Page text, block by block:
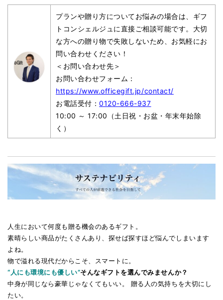
プランや贈り方についてお悩みの場合は、ギフ
トコンシェルジュに直接ご相談可能です。大切
な方への贈り物で失敗しないため、お気軽にお
問い合わせください！
＜お問い合わせ先＞
お問い合わせフォーム：
https://www.officegift.jp/contact/
お電話受付：0120-666-937
10:00 ～ 17:00（土日祝・お盆・年末年始除
く）
⼈⽣において何度も贈る機会のあるギフト。
素晴らしい商品がたくさんあり、探せば探すほど悩んでしまいます
よね。
物で溢れる現代だからこそ、スマートに。
“⼈にも環境にも優しい”そんなギフトを選んでみませんか？
中⾝が同じなら豪華じゃなくてもいい。 贈る⼈の気持ちを⼤切にし
たい。